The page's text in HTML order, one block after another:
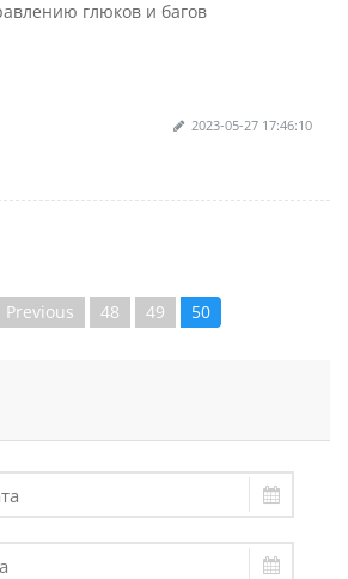
глюков и багов
2023-05-27 17:46:10
Previous 48 49 50